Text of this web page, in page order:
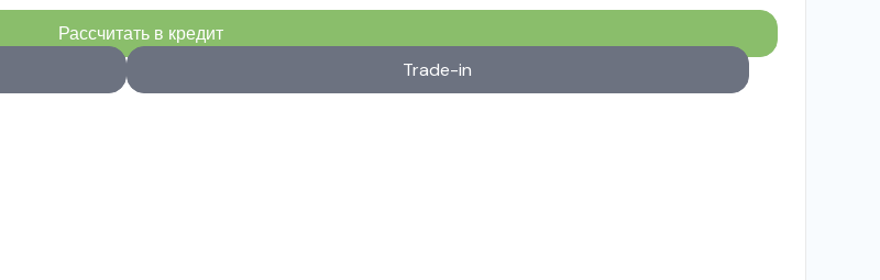
Рассчитать в кредит
Trade-in